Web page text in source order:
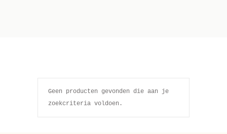
Geen producten gevonden die aan je
zoekcriteria voldoen.